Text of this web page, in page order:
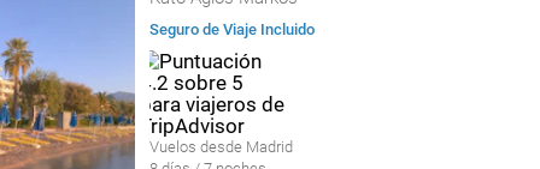
Seguro de Viaje Incluido
Vuelos desde Madrid